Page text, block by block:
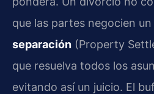
que las partes negocien un
separación (Property
que resuelva todos los
evitando así un juicio. El